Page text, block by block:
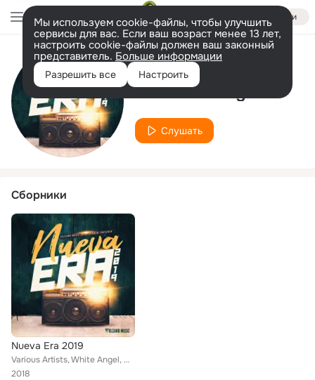
Войти
Мы используем cookie-файлы, чтобы улучшить
сервисы для вас. Если ваш возраст менее 13 лет,
настроить cookie-файлы должен ваш законный
представитель. Больше информации
Разрешить все Настроить
Исполнитель
Deshil la Garganta
Слушать
Сборники
Nueva Era 2019
Various Artists, White Angel, Deshil La Garganta, Leier Bry, Kronico RD, Lion King, El Boden, El Sultan, Jonas Cartiel, Jefry Fl...
2018